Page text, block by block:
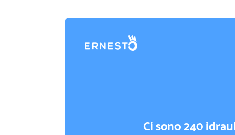
Ci sono 240